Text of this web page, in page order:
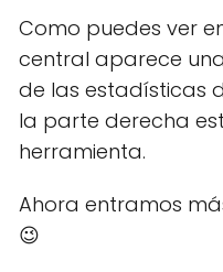
Como puedes ver
central aparece
de las estadísticas
la parte derecha
herramienta.
Ahora entramos
😉